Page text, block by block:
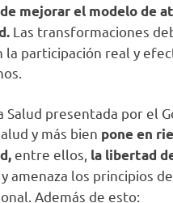
mejorar el modelo de
Las transformaciones
participación real y
Salud presentada por el
y más bien pone en
entre ellos, la libertad
y amenaza los principios
Además de esto: